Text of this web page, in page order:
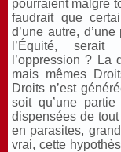
pourraient malgré
faudrait que
d’une autre,
l’Équité, serait
l’oppression ? La
mais mêmes
Droits n’est
soit qu’une
dispensées de
en parasites,
vrai, cette